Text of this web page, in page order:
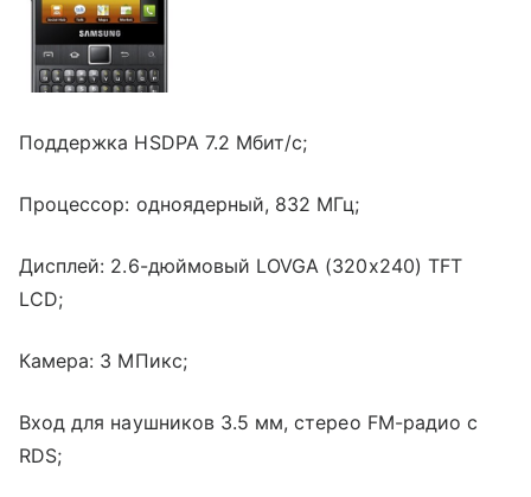
Поддержка HSDPA 7.2 Мбит/с;
Процессор: одноядерный, 832 МГц;
Дисплей: 2.6-дюймовый LOVGA (320x240) TFT
LCD;
Камера: 3 MПикс;
Вход для наушников 3.5 мм, стерео FM-радио с
RDS;